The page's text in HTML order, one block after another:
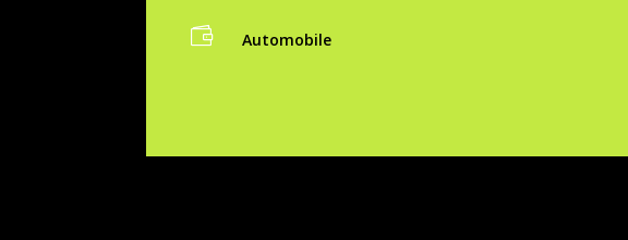
 Automobile